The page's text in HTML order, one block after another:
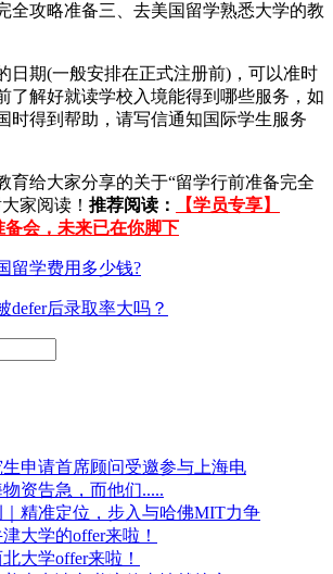
攻略准备三、去美国留学熟悉大学的教
期(一般安排在正式注册前)，可以准时
了解好就读学校入境能得到哪些服务，如
时得到帮助，请写信通知国际学生服务
给大家分享的关于“留学行前准备完全
家阅读！ 推荐阅读：
【学员专享】
备会，未来已在你脚下
留学费用多少钱?
defer后录取率大吗？
申请首席顾问受邀参与上海电
资告急，而他们.....
｜精准定位，步入与哈佛MIT力争
大学的offer来啦！
大学offer来啦！